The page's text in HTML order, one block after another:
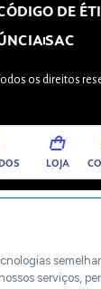
DE
SAC
os direitos
LOJA
serviços,